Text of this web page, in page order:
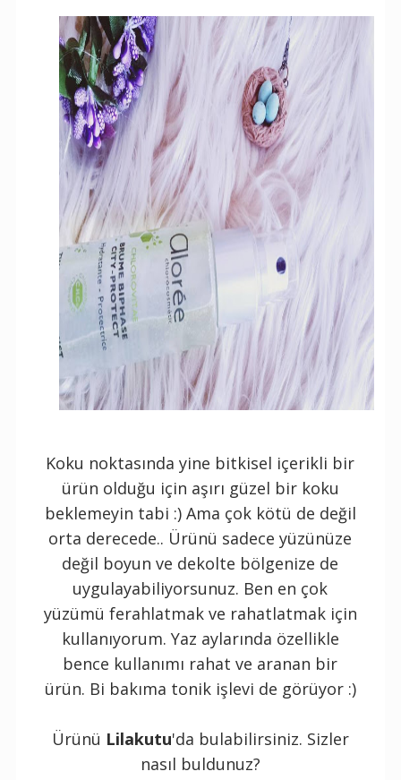
Koku noktasında yine bitkisel içerikli bir
ürün olduğu için aşırı güzel bir koku
beklemeyin tabi :) Ama çok kötü de değil
orta derecede.. Ürünü sadece yüzünüze
değil boyun ve dekolte bölgenize de
uygulayabiliyorsunuz. Ben en çok
yüzümü ferahlatmak ve rahatlatmak için
kullanıyorum. Yaz aylarında özellikle
bence kullanımı rahat ve aranan bir
ürün. Bi bakıma tonik işlevi de görüyor :)
Ürünü Lilakutu'da bulabilirsiniz. Sizler
nasıl buldunuz?